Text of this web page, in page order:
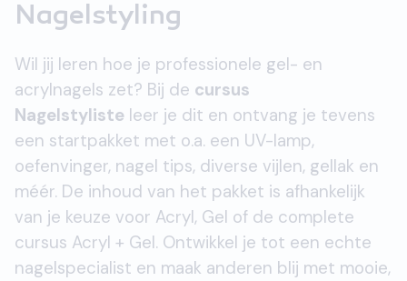
Nagelstyling
Wil jij leren hoe je professionele gel- en
acrylnagels zet? Bij de cursus
Nagelstyliste leer je dit en ontvang je tevens
een startpakket met o.a. een UV-lamp,
oefenvinger, nagel tips, diverse vijlen, gellak en
méér. De inhoud van het pakket is afhankelijk
van je keuze voor Acryl, Gel of de complete
cursus Acryl + Gel. Ontwikkel je tot een echte
nagelspecialist en maak anderen blij met mooie,